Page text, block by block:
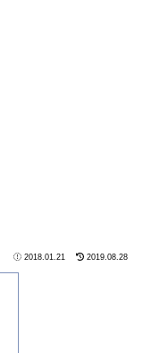
2018.01.21 2019.08.28